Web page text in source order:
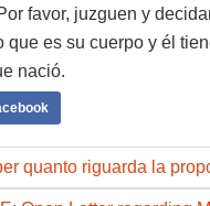
favor, juzguen y
que es su cuerpo y él
nació.
quanto riguarda la